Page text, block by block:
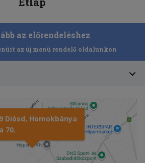
az előrendeléshez
az új menü rendelő oldalunkon
Diósd, Homokbánya
70.